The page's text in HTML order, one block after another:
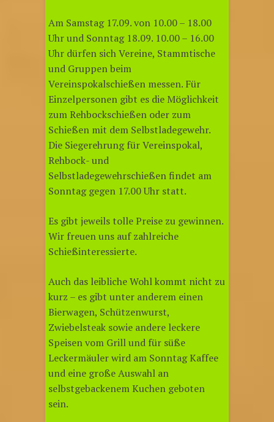
Am Samstag 17.09. von 10.00 – 18.00
Uhr und Sonntag 18.09. 10.00 – 16.00
Uhr dürfen sich Vereine, Stammtische
und Gruppen beim
Vereinspokalschießen messen. Für
Einzelpersonen gibt es die Möglichkeit
zum Rehbockschießen oder zum
Schießen mit dem Selbstladegewehr.
Die Siegerehrung für Vereinspokal,
Rehbock- und
Selbstladegewehrschießen findet am
Sonntag gegen 17.00 Uhr statt.
Es gibt jeweils tolle Preise zu gewinnen.
Wir freuen uns auf zahlreiche
Schießinteressierte.
Auch das leibliche Wohl kommt nicht zu
kurz – es gibt unter anderem einen
Bierwagen, Schützenwurst,
Zwiebelsteak sowie andere leckere
Speisen vom Grill und für süße
Leckermäuler wird am Sonntag Kaffee
und eine große Auswahl an
selbstgebackenem Kuchen geboten
sein.